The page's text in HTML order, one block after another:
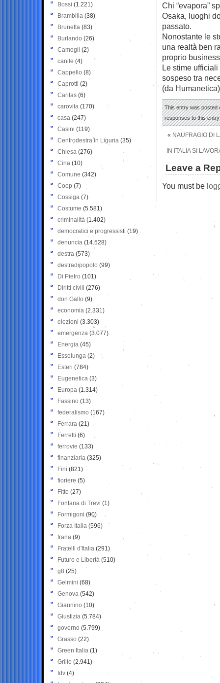
Chi “evapora”
Osaka, luoghi
passato.
Nonostante le
una realtà ben
proprio
Le stime
sospeso tra
(da Humanetica)
This entry was posted
responses to this
« NAUFRAGIO DI
IN ITALIA SI
Leave a
You must be
Bossi (1.221)
Brambilla (38)
Brunetta (83)
Burlando (26)
Camogli (2)
canile (4)
Cappello (8)
Caprotti (2)
Caritas (6)
carovita (170)
casa (247)
Casini (119)
Centrodestra in Liguria (35)
Chiesa (276)
Cina (10)
Comune (342)
Coop (7)
Cossiga (7)
Costume (5.581)
criminalità (1.402)
democratici e progressisti (19)
denuncia (14.528)
destra (573)
destradipopolo (99)
Di Pietro (101)
Diritti civili (276)
don Gallo (9)
economia (2.331)
elezioni (3.303)
emergenza (3.077)
Energia (45)
Esselunga (2)
Esteri (784)
Eugenetica (3)
Europa (1.314)
Fassino (13)
federalismo (167)
Ferrara (21)
Ferretti (6)
ferrovie (133)
finanziaria (325)
Fini (821)
fioriere (5)
Fitto (27)
Fontana di Trevi (1)
Formigoni (90)
Forza Italia (596)
frana (9)
Fratelli d'Italia (291)
Futuro e Libertà (510)
g8 (25)
Gelmini (68)
Genova (542)
Giannino (10)
Giustizia (5.784)
governo (5.799)
Grasso (22)
Green Italia (1)
Grillo (2.941)
Idv (4)